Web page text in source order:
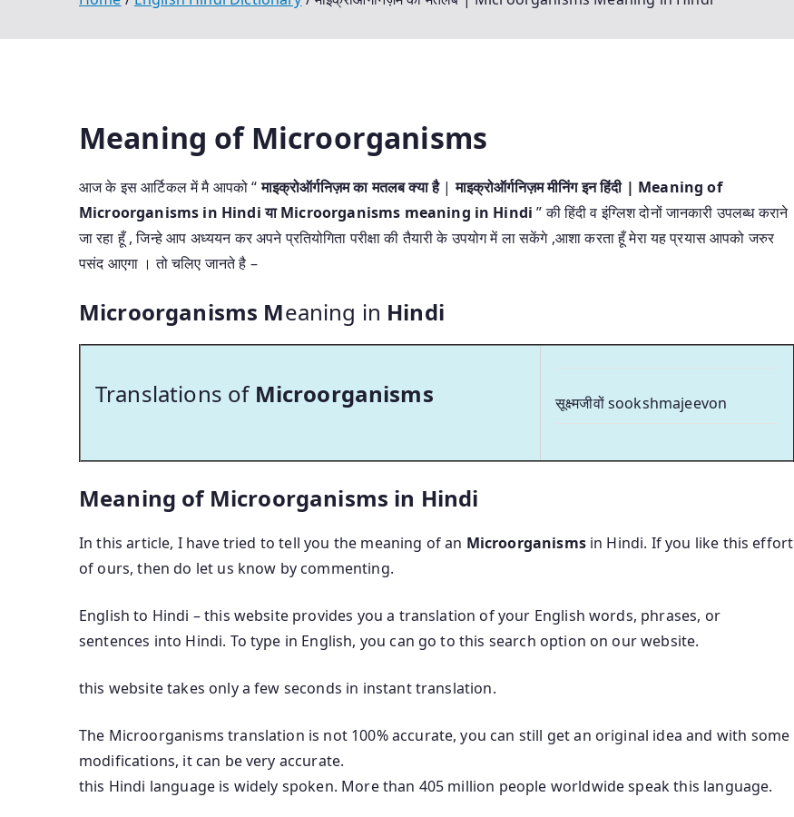
Meaning of Microorganisms
आज के इस आर्टिकल में मै आपको “माइक्रोऑर्गनिज़म का मतलब क्या है|माइक्रोऑर्गनिज़म मीनिंग इन हिंदी | Meaning of
Microorganisms in Hindi या Microorganisms meaning in Hindi ” की हिंदी व इंग्लिश दोनों जानकारी उपलब्ध कराने
जा रहा हूँ , जिन्हे आप अध्ययन कर अपने प्रतियोगिता परीक्षा की तैयारी के उपयोग में ला सकेंगे ,आशा करता हूँ मेरा यह प्रयास आपको जरुर
पसंद आएगा । तो चलिए जानते है –
Microorganisms Meaning in Hindi
Translations of Microorganisms सूक्ष्मजीवों sookshmajeevon
Meaning of Microorganisms in Hindi
In this article, I have tried to tell you the meaning of an Microorganisms in Hindi. If you like this effort
of ours, then do let us know by commenting.
English to Hindi – this website provides you a translation of your English words, phrases, or
sentences into Hindi. To type in English, you can go to this search option on our website.
this website takes only a few seconds in instant translation.
The Microorganisms translation is not 100% accurate, you can still get an original idea and with some
modifications, it can be very accurate.
this Hindi language is widely spoken. More than 405 million people worldwide speak this language.